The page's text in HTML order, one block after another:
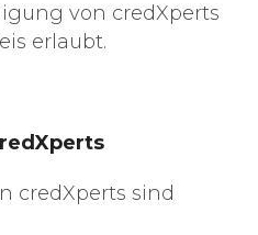
von credXperts
erlaubt.
credXperts sind